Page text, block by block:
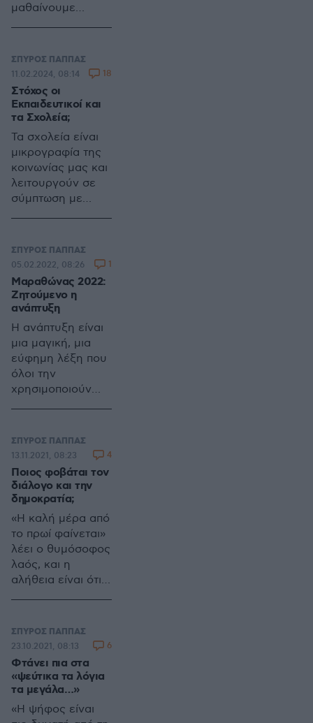
μαθαίνουμε
εκπαιδευτικό μας
σύστημα να
χρειάζεται
αλλαγές
ΣΠΥΡΟΣ ΠΑΠΠΑΣ
Στόχος οι
Εκπαιδευτικοί και
τα Σχολεία;
Τα σχολεία είναι
μικρογραφία της
κοινωνίας μας και
λειτουργούν σε
σύμπτωση με
11.02.2024, 08:14 18
ΣΠΥΡΟΣ ΠΑΠΠΑΣ
Μαραθώνας 2022:
Ζητούμενο η
ανάπτυξη
Η ανάπτυξη είναι
μια μαγική, μια
εύφημη λέξη που
όλοι την
χρησιμοποιούν
την εννοούν
πραγματικά.
Δυόμιση (2,5)
χρόνια μετά την
ανάληψη των
καθηκόντων της
«νέας» Δημοτικής
Αρχής Μαραθώνα
βασικό ζητούμενο
για τον Δήμο
παραμένει η
ανάπτυξη
05.02.2022, 08:26 1
ΣΠΥΡΟΣ ΠΑΠΠΑΣ
Ποιος φοβάται τον
διάλογο και την
δημοκρατία;
«Η καλή μέρα από
το πρωί φαίνεται»
λέει ο θυμόσοφος
λαός, και η
αλήθεια είναι ότι
Δήμαρχος
Μαραθώνα
ευαγγελιζόταν
προεκλογικά ότι
θα φέρει τον
διάλογο και την
δημοκρατία στον
13.11.2021, 08:23 4
ΣΠΥΡΟΣ ΠΑΠΠΑΣ
Φτάνει πια στα
«ψεύτικα τα λόγια
τα μεγάλα…»
«Η ψήφος είναι
23.10.2021, 08:13 6